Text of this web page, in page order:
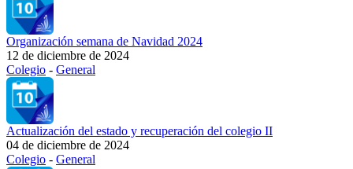
Organización semana de Navidad 2024
12 de diciembre de 2024
Colegio - General
Actualización del estado y recuperación del colegio II
04 de diciembre de 2024
Colegio - General